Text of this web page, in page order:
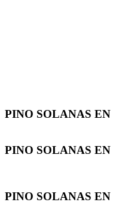
PINO SOLANAS EN
PINO SOLANAS EN
PINO SOLANAS EN